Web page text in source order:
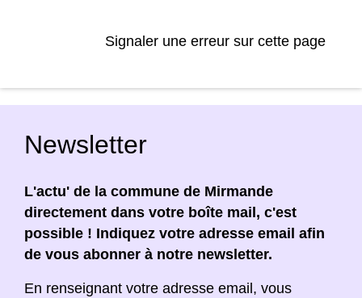
Signaler une erreur sur cette page
Newsletter
L'actu' de la commune de Mirmande
directement dans votre boîte mail, c'est
possible ! Indiquez votre adresse email afin
de vous abonner à notre newsletter.
En renseignant votre adresse email, vous